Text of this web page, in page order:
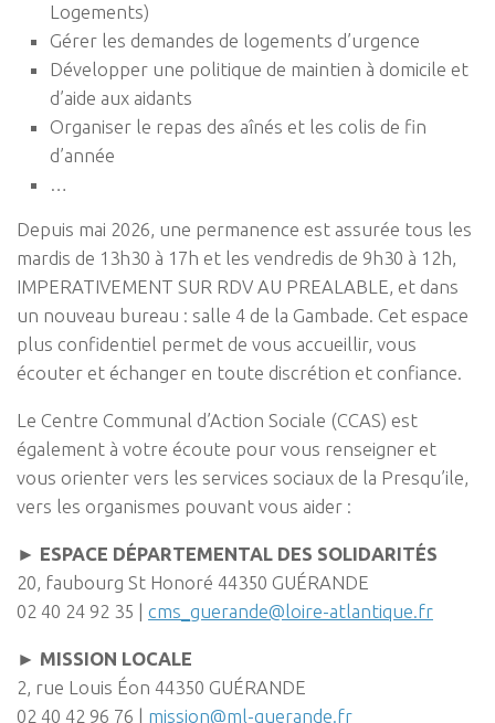
Logements)
Gérer les demandes de logements d’urgence
Développer une politique de maintien à domicile et
d’aide aux aidants
Organiser le repas des aînés et les colis de fin
d’année
…
Depuis mai 2026, une permanence est assurée tous les
mardis de 13h30 à 17h et les vendredis de 9h30 à 12h,
IMPERATIVEMENT SUR RDV AU PREALABLE, et dans
un nouveau bureau : salle 4 de la Gambade. Cet espace
plus confidentiel permet de vous accueillir, vous
écouter et échanger en toute discrétion et confiance.
Le Centre Communal d’Action Sociale (CCAS) est
également à votre écoute pour vous renseigner et
vous orienter vers les services sociaux de la Presqu’ile,
vers les organismes pouvant vous aider :
► ESPACE DÉPARTEMENTAL DES SOLIDARITÉS
20, faubourg St Honoré 44350 GUÉRANDE
02 40 24 92 35 | cms_guerande@loire-atlantique.fr
► MISSION LOCALE
2, rue Louis Éon 44350 GUÉRANDE
02 40 42 96 76 | mission@ml-guerande.fr